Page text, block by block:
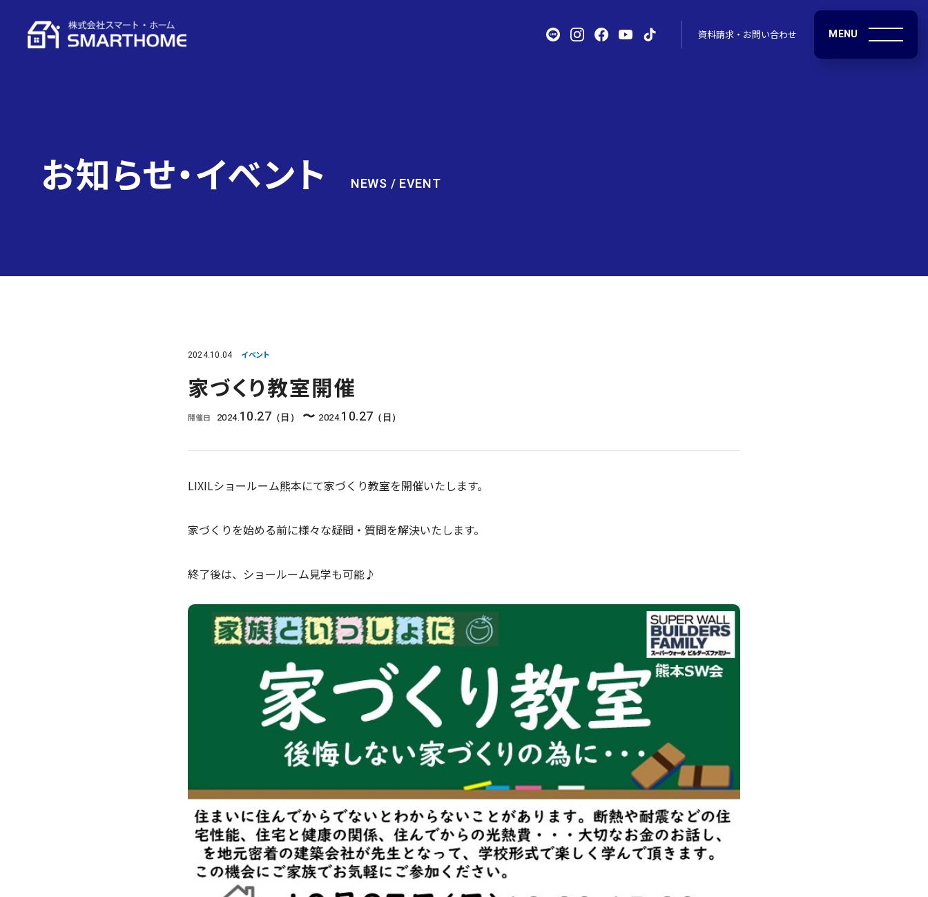
資料請求・お問い合わせ MENU
お知らせ・イベント NEWS / EVENT
2024.10.04 イベント
家づくり教室開催
開催日 2024.10.27 （日） 〜 2024.10.27 （日）
LIXILショールーム熊本にて家づくり教室を開催いたします。
家づくりを始める前に様々な疑問・質問を解決いたします。
終了後は、ショールーム見学も可能♪